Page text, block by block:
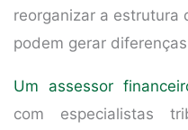
reorganizar a estrutura
podem gerar
Um assessor
com especialistas